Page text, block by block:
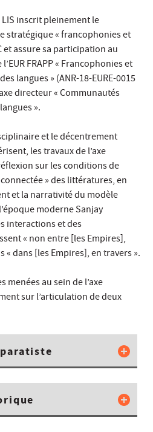
inscrit pleinement le
stratégique « francophonies et
et assure sa participation au
FRAPP « Francophonies et
langues » (ANR-18-EURE-0015
directeur « Communautés
».
et le décentrement
les travaux de l’axe
sur les conditions de
» des littératures, en
et la narrativité du modèle
moderne Sanjay
interactions et des
« non entre [les Empires],
« dans [les Empires], en travers ».
menées au sein de l’axe
sur l’articulation de deux